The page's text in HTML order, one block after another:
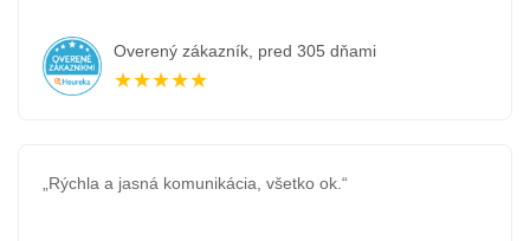
Overený zákazník, pred 305 dňami
★★★★★
„Rýchla a jasná komunikácia, všetko ok.“